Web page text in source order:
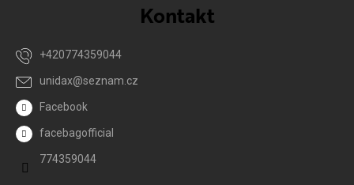
Kontakt
unidax@seznam.cz
+420774359044
Facebook
facebagofficial
774359044